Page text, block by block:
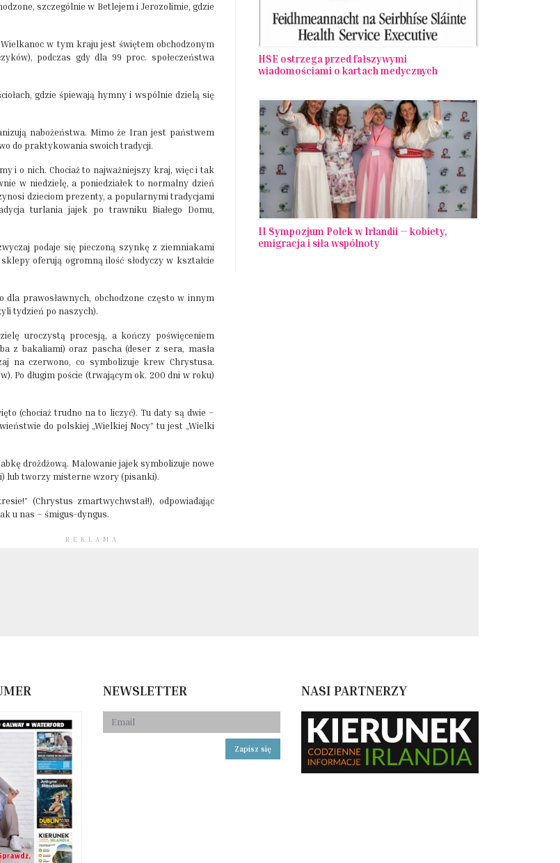
szczególnie w Betlejem i Jerozolimie, gdzie
w tym kraju jest świętem obchodzonym
podczas gdy dla 99 proc. społeczeństwa
gdzie śpiewają hymny i wspólnie dzielą się
nabożeństwa. Mimo że Iran jest państwem
do praktykowania swoich tradycji.
i o nich. Chociaż to najważniejszy kraj, więc i tak
w niedzielę, a poniedziałek to normalny dzień
dzieciom prezenty, a popularnymi tradycjami
turlania jajek po trawniku Białego Domu,
podaje się pieczoną szynkę z ziemniakami
oferują ogromną ilość słodyczy w kształcie
dla prawosławnych, obchodzone często w innym
tydzień po naszych).
uroczystą procesją, a kończy poświęceniem
z bakaliami) oraz pascha (deser z sera, masła
na czerwono, co symbolizuje krew Chrystusa.
Po długim poście (trwającym ok. 200 dni w roku)
(chociaż trudno na to liczyć). Tu daty są dwie –
do polskiej „Wielkiej Nocy” tu jest „Wielki
drożdżową. Malowanie jajek symbolizuje nowe
lub tworzy misterne wzory (pisanki).
(Chrystus zmartwychwstał!), odpowiadając
u nas – śmigus-dyngus.
HSE ostrzega przed fałszywymi
wiadomościami o kartach medycznych
II Sympozjum Polek w Irlandii — kobiety,
emigracja i siła wspólnoty
REKLAMA
NEWSLETTER
Zapisz się
NASI PARTNERZY